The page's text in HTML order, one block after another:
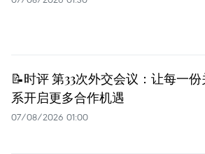
📝时评 第33次外交会议：让每一份
系开启更多合作机遇
07/08/2026 01:00